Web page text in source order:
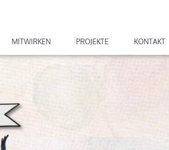
MITWIRKEN PROJEKTE KONTAKT